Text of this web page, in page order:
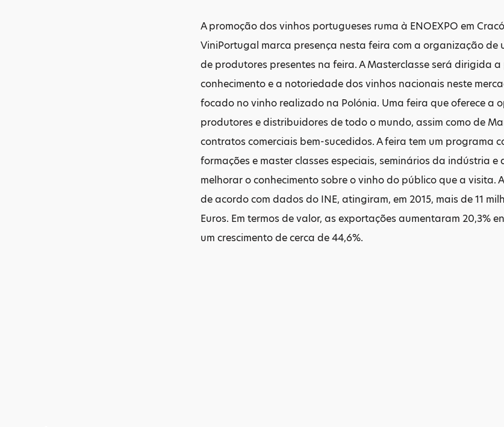
A promoção dos vinhos portugueses ruma à ENOEXPO em
ViniPortugal marca presença nesta feira com a organização de
de produtores presentes na feira. A Masterclasse será dirigida
conhecimento e a notoriedade dos vinhos nacionais neste
focado no vinho realizado na Polónia. Uma feira que oferece a
produtores e distribuidores de todo o mundo, assim como de
contratos comerciais bem-sucedidos. A feira tem um programa
formações e master classes especiais, seminários da indústria
melhorar o conhecimento sobre o vinho do público que a visita.
de acordo com dados do INE, atingiram, em 2015, mais de 11
Euros. Em termos de valor, as exportações aumentaram 20,3%
um crescimento de cerca de 44,6%.